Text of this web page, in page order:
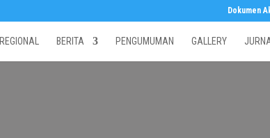
Dokumen
REGIONAL BERITA PENGUMUMAN GALLERY